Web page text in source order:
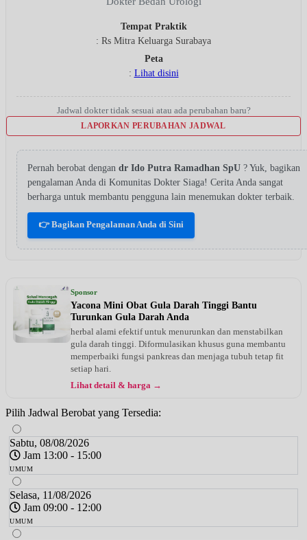
Tempat Praktik
: Rs Mitra Keluarga Surabaya
Peta
: Lihat disini
Jadwal dokter tidak sesuai atau ada perubahan baru?
LAPORKAN PERUBAHAN JADWAL
Pernah berobat dengan dr Ido Putra Ramadhan SpU ? Yuk, bagikan
pengalaman Anda di Komunitas Dokter Siaga! Cerita Anda sangat
berharga untuk membantu pengguna lain menemukan dokter terbaik.
👉 Bagikan Pengalaman Anda di Sini
Sponsor
Yacona Mini Obat Gula Darah Tinggi Bantu
Turunkan Gula Darah Anda
herbal alami efektif untuk menurunkan dan menstabilkan
gula darah tinggi. Diformulasikan khusus guna membantu
memperbaiki fungsi pankreas dan menjaga tubuh tetap fit
setiap hari.
Lihat detail & harga →
Pilih Jadwal Berobat yang Tersedia:
Sabtu, 08/08/2026
Jam 13:00 - 15:00
UMUM
Selasa, 11/08/2026
Jam 09:00 - 12:00
UMUM